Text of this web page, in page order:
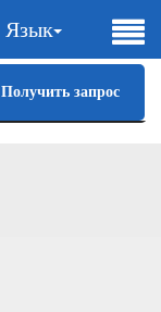
Язык
Получить запрос